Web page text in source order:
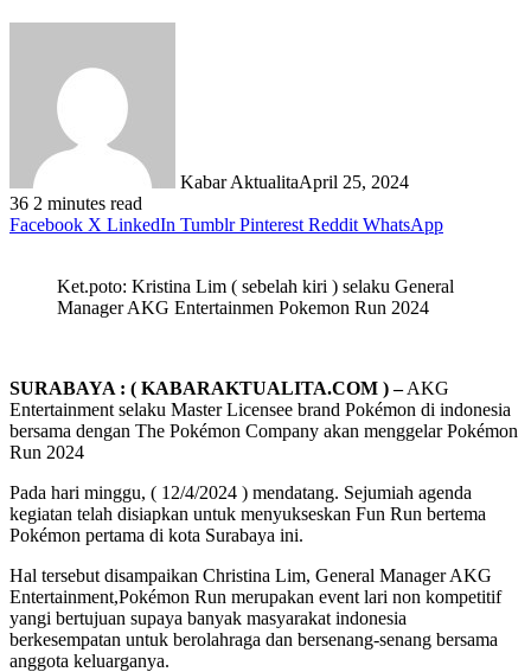
Kabar AktualitaApril 25, 2024
36 2 minutes read
Facebook X LinkedIn Tumblr Pinterest Reddit WhatsApp
Ket.poto: Kristina Lim ( sebelah kiri ) selaku General
Manager AKG Entertainmen Pokemon Run 2024
SURABAYA : ( KABARAKTUALITA.COM ) –AKG
Entertainment selaku Master Licensee brand Pokémon di indonesia
bersama dengan The Pokémon Company akan menggelar Pokémon
Run 2024
Pada hari minggu, ( 12/4/2024 ) mendatang. Sejumiah agenda
kegiatan telah disiapkan untuk menyukseskan Fun Run bertema
Pokémon pertama di kota Surabaya ini.
Hal tersebut disampaikan Christina Lim, General Manager AKG
Entertainment,Pokémon Run merupakan event lari non kompetitif
yangi bertujuan supaya banyak masyarakat indonesia
berkesempatan untuk berolahraga dan bersenang-senang bersama
anggota keluarganya.